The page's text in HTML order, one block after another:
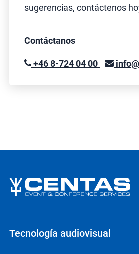
sugerencias, contáctenos
Contáctanos
+46 8-724 04 00
Tecnología audiovisual